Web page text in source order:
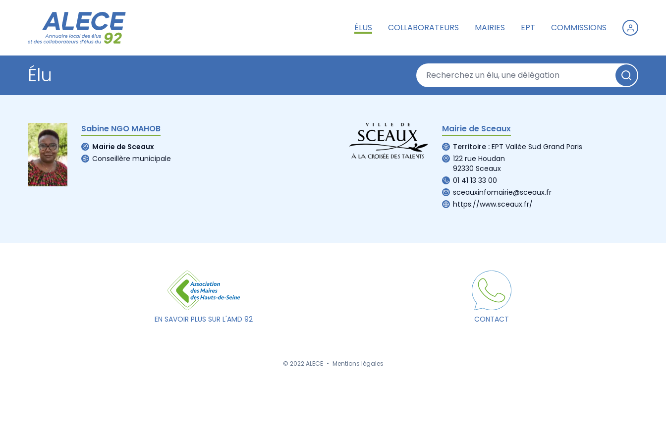
ÉLUS COLLABORATEURS MAIRIES EPT COMMISSIONS
Élu
Sabine NGO MAHOB
Mairie de Sceaux
Conseillère municipale
Mairie de Sceaux
Territoire : EPT Vallée Sud Grand Paris
122 rue Houdan
92330 Sceaux
01 41 13 33 00
sceauxinfomairie@sceaux.fr
https://www.sceaux.fr/
EN SAVOIR PLUS SUR L'AMD 92 CONTACT
© 2022 ALECE • Mentions légales